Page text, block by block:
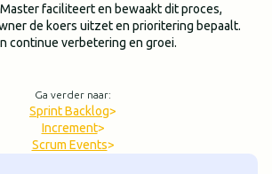
faciliteert en bewaakt dit proces,
de koers uitzet en prioritering bepaalt.
continue verbetering en groei.
Ga verder naar:
Sprint Backlog>
Increment>
Scrum Events>